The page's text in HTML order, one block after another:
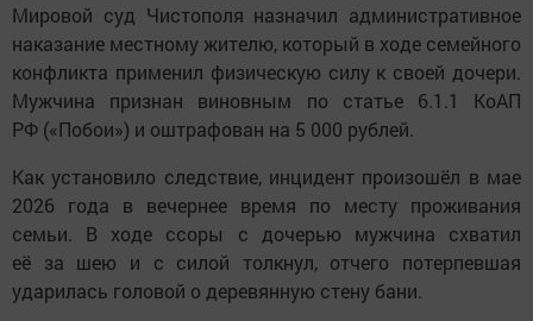
Мировой суд Чистополя назначил административное
наказание местному жителю, который в ходе семейного
конфликта применил физическую силу к своей дочери.
Мужчина признан виновным по статье 6.1.1 КоАП
РФ («Побои») и оштрафован на 5 000 рублей.
Как установило следствие, инцидент произошёл в мае
2026 года в вечернее время по месту проживания
семьи. В ходе ссоры с дочерью мужчина схватил
её за шею и с силой толкнул, отчего потерпевшая
ударилась головой о деревянную стену бани.